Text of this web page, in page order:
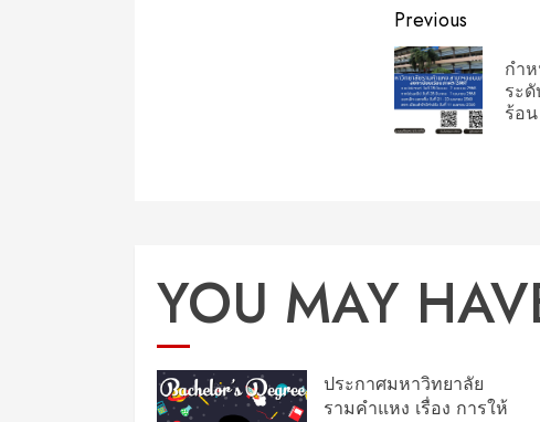
Continue
Reading
Previous
กำ
ระ
ร้อ
YOU MAY
ประกาศมหาวิทยาลัย
รามคำแหง เรื่อง การให้